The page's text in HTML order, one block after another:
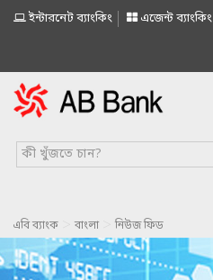
ইন্টারনেট ব্যাংকিং এজেন্ট ব্যাংকিং
এবি ব্যাংক বাংলা নিউজ ফিড